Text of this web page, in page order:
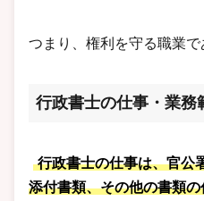
つまり、権利を守る職業で
行政書士の仕事・業務
行政書士の仕事は、官公
添付書類、その他の書類